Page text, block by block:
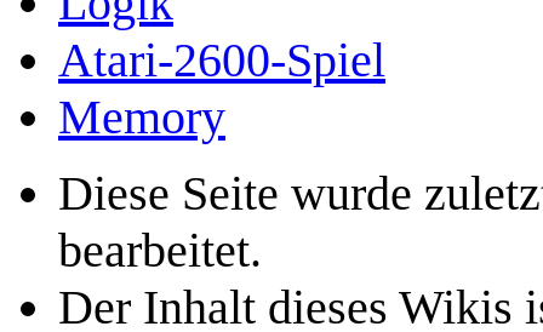
Atari-2600-Spiel
Memory
Diese Seite wurde
bearbeitet.
Der Inhalt dieses Wikis